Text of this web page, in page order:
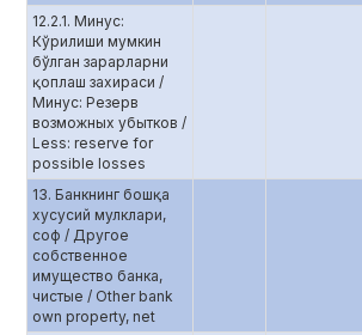
12.2.1. Минус:
Кўрилиши мумкин
бўлган зарарларни
қоплаш захираси /
Минус: Резерв
возможных убытков /
Less: reserve for
possible losses
13. Банкнинг бошқа
хусусий мулклари,
соф / Другое
собственное
имущество банка,
чистые / Other bank
own property, net